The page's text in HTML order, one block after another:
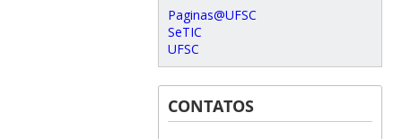
Paginas@UFSC
SeTIC
UFSC
CONTATOS